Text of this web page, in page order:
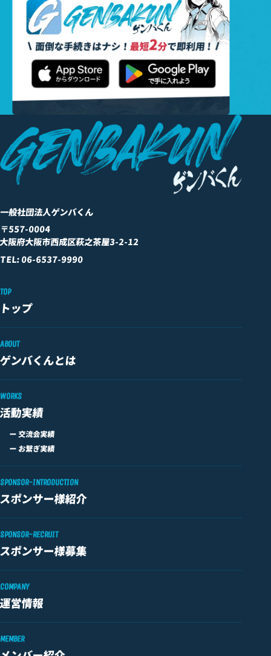
一般社団法人ゲンバくん
〒557-0004
阪府大阪市西成区萩之茶屋3-2-12
TEL: 06-6537-9990
TOP
ップ
ABOUT
ンバくんとは
WORKS
動実績
ー 交流会実績
ー お繋ぎ実績
SPONSOR-INTRODUCTION
ポンサー様紹介
SPONSOR-RECRUIT
ポンサー様募集
COMPANY
営情報
MEMBER